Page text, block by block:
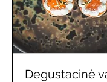
Degustacinė